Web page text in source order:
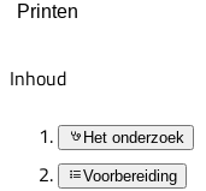
Printen
Inhoud
Het onderzoek
Voorbereiding